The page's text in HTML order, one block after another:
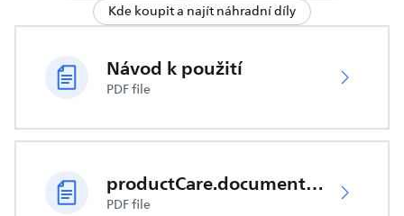
Kde koupit a najít náhradní díly
Návod k použití
PDF file
productCare.documents.CER
PDF file